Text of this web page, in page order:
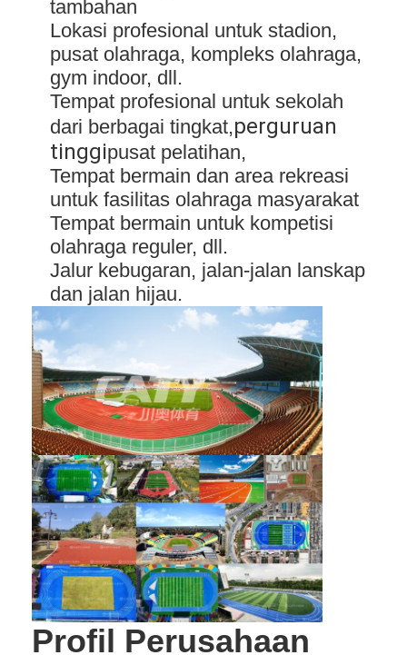
Rumah
Produk
Video
Tentang kami
Tur Pabrik
Kontrol kualitas
Hubungi kami
Berita
ngobrol sekarang
Lantai karet olahraga
Lantai karet taman bermain
Lantai Karet Kebugaran
tambahan
Lokasi profesional untuk stadion,
pusat olahraga, kompleks olahraga,
gym indoor, dll.
Tempat profesional untuk sekolah
dari berbagai tingkat,perguruan
tinggipusat pelatihan,
Tempat bermain dan area rekreasi
untuk fasilitas olahraga masyarakat
Tempat bermain untuk kompetisi
olahraga reguler, dll.
Jalur kebugaran, jalan-jalan lanskap
dan jalan hijau.
Profil Perusahaan